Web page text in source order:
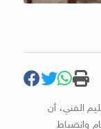
الفني، أن
وانضباط